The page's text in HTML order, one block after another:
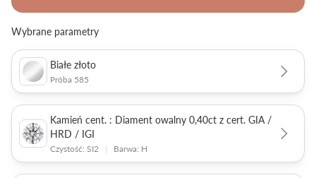
Wybrane parametry
Białe złoto
Próba 585
Kamień cent. : Diament owalny 0,40ct z cert. GIA /
HRD / IGI
Czystość: SI2 | Barwa: H